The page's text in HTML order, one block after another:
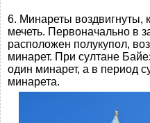
6. Минареты воздвигнуты,
мечеть. Первоначально в
расположен полукупол,
минарет. При султане
один минарет, а в период
минарета.